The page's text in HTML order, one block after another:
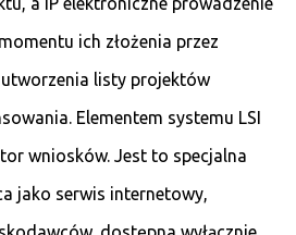
ich złożenia przez
listy projektów
Elementem systemu LSI
wniosków. Jest to specjalna
jako serwis internetowy,